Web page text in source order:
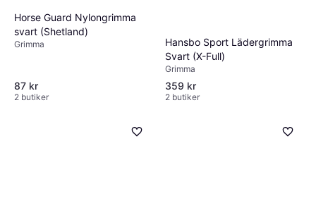
Horse Guard Nylongrimma
svart (Shetland)
Grimma
87 kr
2 butiker
Hansbo Sport Lädergrimma
Svart (X-Full)
Grimma
359 kr
2 butiker